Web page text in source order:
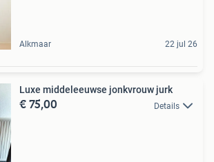
Alkmaar 22 jul 26
Luxe middeleeuwse jonkvrouw jurk
€ 75,00 Details